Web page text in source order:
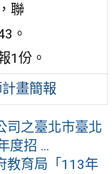
聯
。
1份。
畫簡報
司之臺北市臺北
度招 ...
教育局「113年